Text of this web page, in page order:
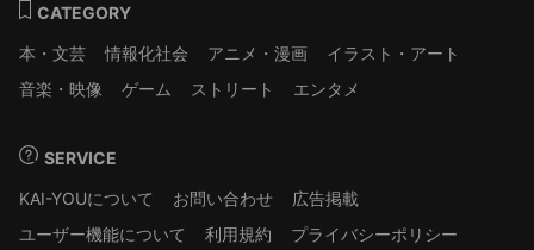
CATEGORY
本・文芸
情報化社会 アニメ・漫画
イラスト・アート
音楽・映像
ゲーム ストリート エンタメ
SERVICE
KAI-YOUについて
お問い合わせ
広告掲載
ユーザー機能について
利用規約 プライバシーポリシー